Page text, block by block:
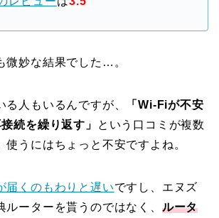
微妙な結果でした…。
る人もいるんですが、
「Wi-Fiが不安
続を繰り返す」
という口コミが複数
使うにはちょっと不安ですよね。
届くのもわりと遅いですし、エヌズ
ルーターを貰うのではなく、 ルータ